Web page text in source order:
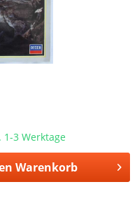
3 Werktage
Warenkorb